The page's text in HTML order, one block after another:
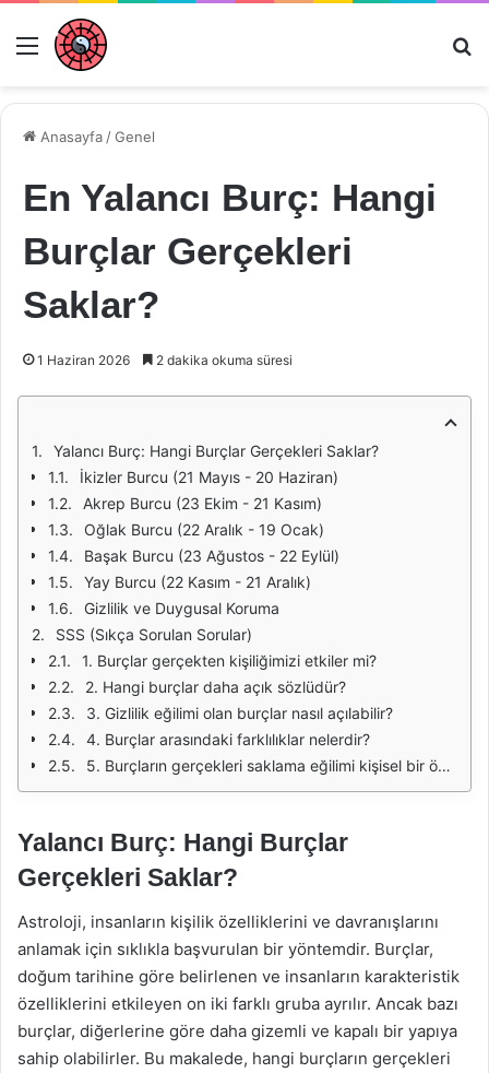
Menü
Anasayfa /Genel
En Yalancı Burç: Hangi
Burçlar Gerçekleri
Saklar?
1 Haziran 2026 2 dakika okuma süresi
Yalancı Burç: Hangi Burçlar Gerçekleri Saklar?
İkizler Burcu (21 Mayıs - 20 Haziran)
Akrep Burcu (23 Ekim - 21 Kasım)
Oğlak Burcu (22 Aralık - 19 Ocak)
Başak Burcu (23 Ağustos - 22 Eylül)
Yay Burcu (22 Kasım - 21 Aralık)
Gizlilik ve Duygusal Koruma
SSS (Sıkça Sorulan Sorular)
1. Burçlar gerçekten kişiliğimizi etkiler mi?
2. Hangi burçlar daha açık sözlüdür?
3. Gizlilik eğilimi olan burçlar nasıl açılabilir?
4. Burçlar arasındaki farklılıklar nelerdir?
5. Burçların gerçekleri saklama eğilimi kişisel bir özellik midir?
Yalancı Burç: Hangi Burçlar
Gerçekleri Saklar?
Astroloji, insanların kişilik özelliklerini ve davranışlarını
anlamak için sıklıkla başvurulan bir yöntemdir. Burçlar,
doğum tarihine göre belirlenen ve insanların karakteristik
özelliklerini etkileyen on iki farklı gruba ayrılır. Ancak bazı
burçlar, diğerlerine göre daha gizemli ve kapalı bir yapıya
sahip olabilirler. Bu makalede, hangi burçların gerçekleri